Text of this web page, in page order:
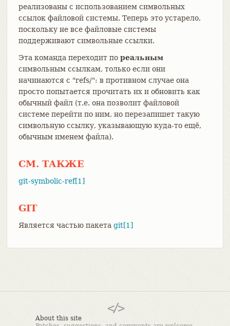
реализованы с использованием символьных
ссылок файловой системы. Теперь это устарело,
поскольку не все файловые системы
поддерживают символьные ссылки.
Эта команда переходит по реальным
символьным ссылкам, только если они
начинаются с "refs/": в противном случае она
просто попытается прочитать их и обновить как
обычный файл (т.е. она позволит файловой
системе перейти по ним, но перезапишет такую
символьную ссылку, указывающую куда-то ещё,
обычным именем файла).
СМ. ТАКЖЕ
git-symbolic-ref[1]
GIT
Является частью пакета git[1]
About this site